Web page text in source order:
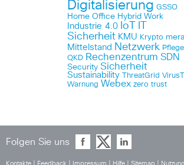
Digitalisierung GSSO
Home Office Hybrid Work
Industrie 4.0 IoT
Sicherheit KMU Krypto
Mittelstand Netzwerk Pflege
QKD Rechenzentrum SDN
Security Sicherheit
Sustainability ThreatGrid
Warnung Webex zero trust
Folgen Sie uns
Kontakte Feedback Impressum Hilfe Sitemap